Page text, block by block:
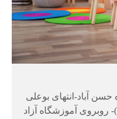
آباد-انتهای بوعلی
آموزشگاه آزاد